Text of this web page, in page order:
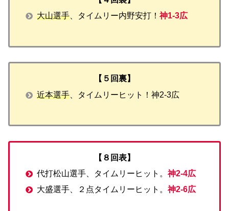
大山選手 、タイムリー内野安打！神1-3広
【５回裏】
近本選手 、タイムリーヒット！神2-3広
【８回表】
代打松山選手、タイムリーヒット。神2-4広
大盛選手、２点タイムリーヒット。神2-6広